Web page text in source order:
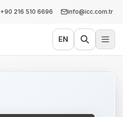
+90 216 510 6696 info@icc.com.tr
EN